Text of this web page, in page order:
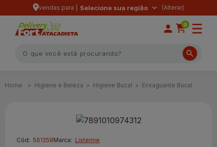
vendas para | Selecione sua região
0
Higiene e Beleza Higiene Bucal Enxaguante Bucal
Cód: 561258Marca: Listerine